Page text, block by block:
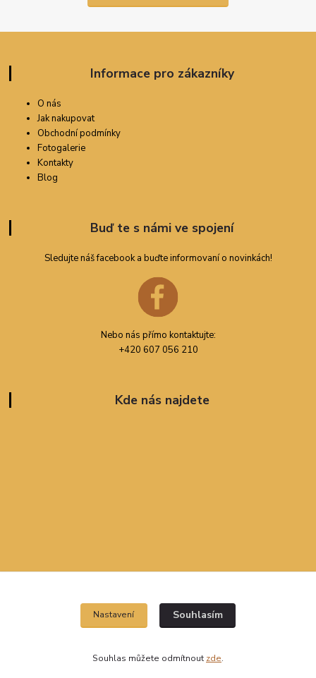
Informace pro zákazníky
O nás
Jak nakupovat
Obchodní podmínky
Fotogalerie
Kontakty
Blog
Buď te s námi ve spojení
Sledujte náš facebook a buďte informovaní o novinkách!
Nebo nás přímo kontaktujte:
+420 607 056 210
Kde nás najdete
Nastavení Souhlasím
Souhlas můžete odmítnout zde.